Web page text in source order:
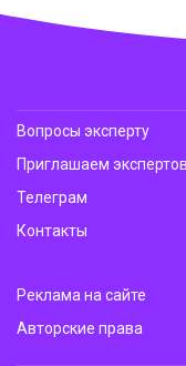
Вопросы эксперту
Приглашаем экспертов
Телеграм
Контакты
Реклама на сайте
Авторские права